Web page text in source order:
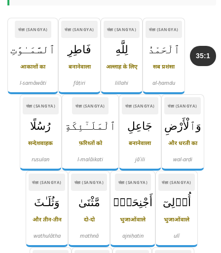
35:1
संज्ञा (SANGYA)
ٱلْحَمْدُ
सब प्रशंसा
al-ḥamdu
संज्ञा (SANGYA)
لِلَّهِ
अल्लाह के लिए
lillahi
संज्ञा (SANGYA)
فَاطِرِ
बनानेवाला
fāṭiri
संज्ञा (SANGYA)
ٱلسَّمَـٰوَٰتِ
आकाशों का
l-samāwāti
संज्ञा (SANGYA)
وَٱلْأَرْضِ
और धरती का
wal-arḍi
संज्ञा (SANGYA)
جَاعِلِ
बनानेवाला
jāʿili
संज्ञा (SANGYA)
ٱلْمَلَـٰٓئِكَةِ
फ़रिश्तों को
l-malāikati
संज्ञा (SANGYA)
رُسُلًا
सन्देशवाहक
rusulan
संज्ञा (SANGYA)
أُو۟لِىٓ
भुजाओंवाले
ulī
संज्ञा (SANGYA)
أَجْنِحَةٍۢ
भुजाओंवाले
ajniḥatin
संज्ञा (SANGYA)
مَّثْنَىٰ
दो-दो
mathnā
संज्ञा (SANGYA)
وَثُلَـٰثَ
और तीन-तीन
wathulātha